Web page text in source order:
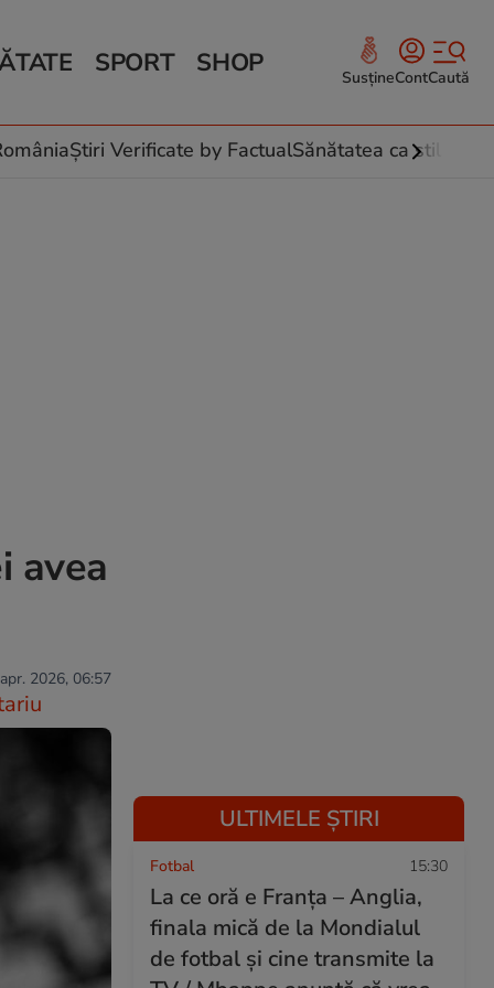
culinare
SPORT SHOP SusțineContCaută
Știri Verificate by FactualSănătatea ca stil de
avea
2026, 06:57
ULTIMELE ȘTIRI
Fotbal 15:30
La ce oră e Franța – Anglia,
finala mică de la Mondialul
de fotbal și cine transmite la